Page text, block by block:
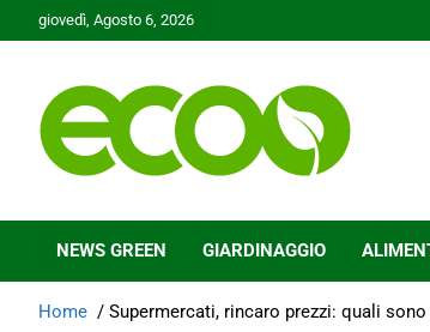
to
giovedì, Agosto 6, 2026
Ecoo.it
NEWS GREEN GIARDINAGGIO
Home Supermercati, rincaro prezzi: quali